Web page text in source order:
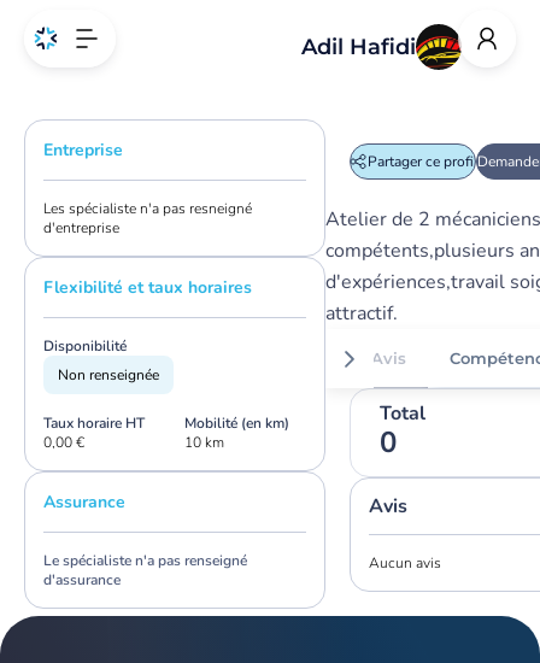
Entreprise
Les spécialiste n'a pas resneigné
d'entreprise
Flexibilité et taux horaires
Disponibilité
Non renseignée
Taux horaire HT
0,00 €
Mobilité (en km)
10 km
Assurance
Le spécialiste n'a pas renseigné
d'assurance
Adil Hafidi
Partager ce profil
Atelier de 2 mécaniciens
compétents,plusieurs
d'expériences,travail
attractif.
Avis
Total
0
Avis
Aucun avis